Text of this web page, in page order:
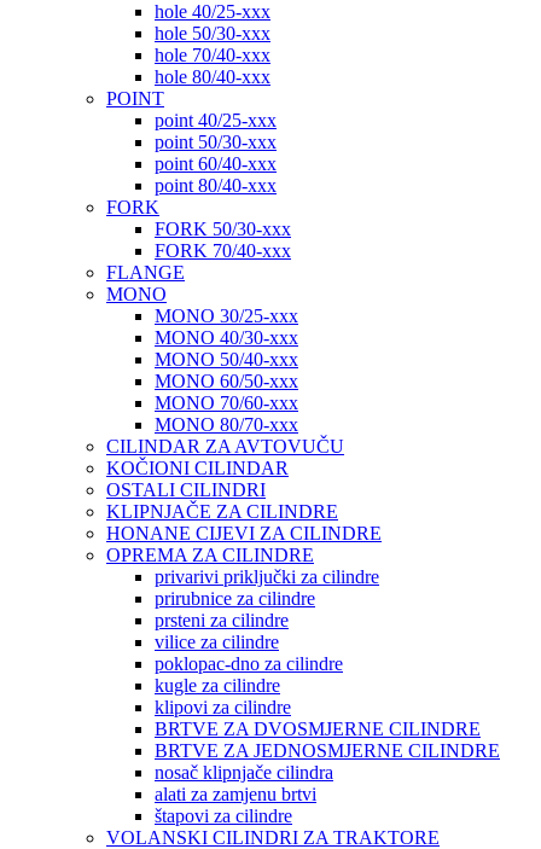
hole 40/25-xxx
hole 50/30-xxx
hole 70/40-xxx
hole 80/40-xxx
POINT
point 40/25-xxx
point 50/30-xxx
point 60/40-xxx
point 80/40-xxx
FORK
FORK 50/30-xxx
FORK 70/40-xxx
FLANGE
MONO
MONO 30/25-xxx
MONO 40/30-xxx
MONO 50/40-xxx
MONO 60/50-xxx
MONO 70/60-xxx
MONO 80/70-xxx
CILINDAR ZA AVTOVUČU
KOČIONI CILINDAR
OSTALI CILINDRI
KLIPNJAČE ZA CILINDRE
HONANE CIJEVI ZA CILINDRE
OPREMA ZA CILINDRE
privarivi priključki za cilindre
prirubnice za cilindre
prsteni za cilindre
vilice za cilindre
poklopac-dno za cilindre
kugle za cilindre
klipovi za cilindre
BRTVE ZA DVOSMJERNE CILINDRE
BRTVE ZA JEDNOSMJERNE CILINDRE
nosač klipnjače cilindra
alati za zamjenu brtvi
štapovi za cilindre
VOLANSKI CILINDRI ZA TRAKTORE